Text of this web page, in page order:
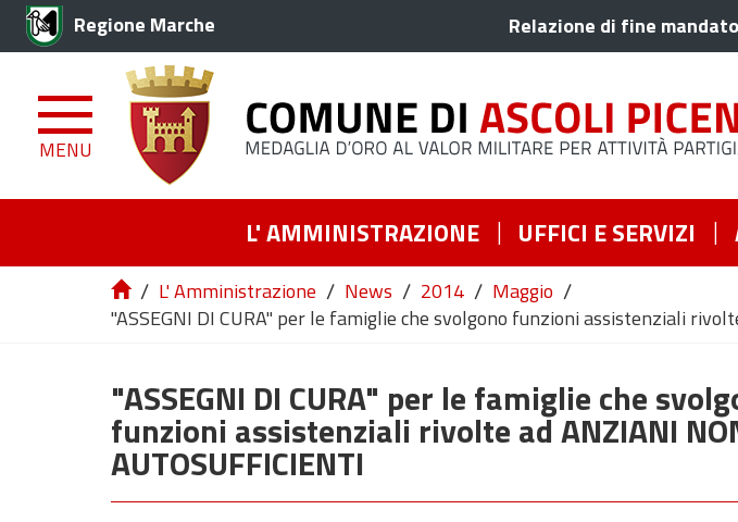
Regione Marche Relazione di fine mandato
MENU
L' AMMINISTRAZIONE UFFICI E SERVIZI
/ L' Amministrazione / News / 2014 / Maggio /
"ASSEGNI DI CURA" per le famiglie che svolgono funzioni assistenziali
"ASSEGNI DI CURA" per le famiglie che
funzioni assistenziali rivolte ad ANZIANI
AUTOSUFFICIENTI